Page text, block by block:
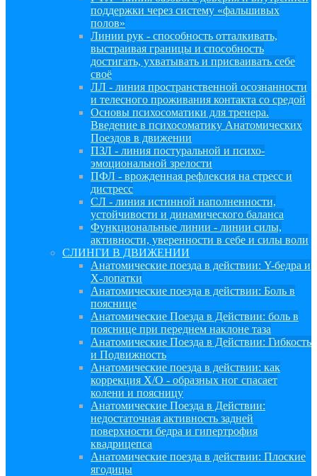
поддержки через систему «фальшивых
полов»
Линии рук - способность отталкивать,
выстраивая границы и способность
достигать, ухватывать и присваивать себе
своё
ЛЛ - линия пространственной осознанности
и телесного проживания контакта со средой
Основы психосоматики для тренера.
Введение в психосоматику Анатомических
Поездов в движении
ПЗЛ - линия постуральной и психо-
эмоциональной зрелости
ПФЛ - врожденная рефлексия на стресс и
дистресс
СЛ - линия истинной наполненности,
устойчивости и динамического баланса
Функциональные линии - линии силы,
активности, уверенности в себе и силы воли
СЛИНГИ В ДВИЖЕНИИ
Анатомические поезда в действии: Y-бедра и
Х-лопатки
Анатомические поезда в действии: Боль в
пояснице
Анатомические Поезда в Действии: боль в
пояснице при переднем наклоне таза
Анатомические Поезда в Действии: Гибкость
и Подвижность
Анатомические поезда в действии: как
коррекция Х/О - образных ног спасает
колени и поясницу
Анатомические Поезда в Действии:
недостаточная активность задней
поверхности бедра и гипертрофия
квадрицепса
Анатомические поезда в действии: Плоские
ягодицы